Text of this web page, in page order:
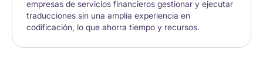
empresas de servicios financieros gestionar y ejecutar
traducciones sin una amplia experiencia en
codificación, lo que ahorra tiempo y recursos.